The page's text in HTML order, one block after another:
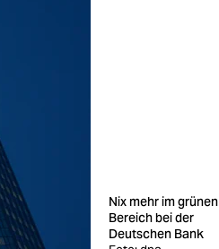
Nix mehr im grünen
Bereich bei der
Deutschen Bank